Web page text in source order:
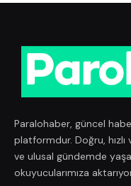
Paralohaber, güncel
platformdur. Doğru, hızlı
ve ulusal gündemde
okuyucularımıza